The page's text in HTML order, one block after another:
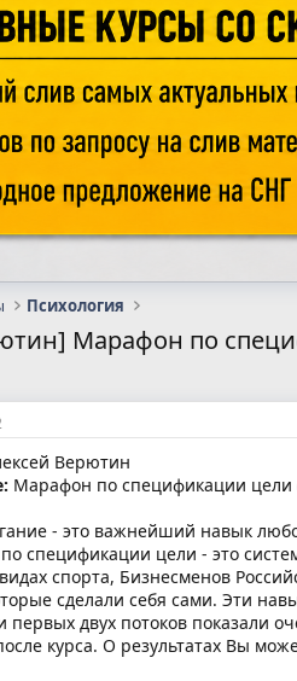
Психология
Марафон по
Верютин
Марафон по спецификации цели
- это важнейший навык
спецификации цели - это
спорта, Бизнесменов
сделали себя сами. Эти
первых двух потоков показали
курса. О результатах Вы